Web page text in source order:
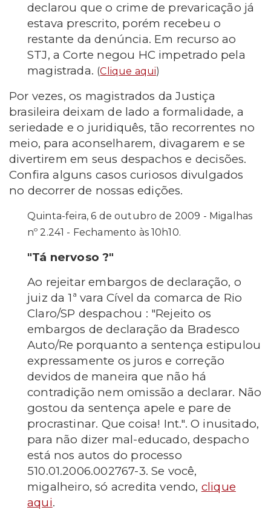
declarou que o crime de prevaricação já
estava prescrito, porém recebeu o
restante da denúncia. Em recurso ao
STJ, a Corte negou HC impetrado pela
magistrada. (Clique aqui)
Por vezes, os magistrados da Justiça
brasileira deixam de lado a formalidade, a
seriedade e o juridiquês, tão recorrentes no
meio, para aconselharem, divagarem e se
divertirem em seus despachos e decisões.
Confira alguns casos curiosos divulgados
no decorrer de nossas edições.
Quinta-feira, 6 de outubro de 2009 - Migalhas
nº 2.241 - Fechamento às 10h10.
"Tá nervoso ?"
Ao rejeitar embargos de declaração, o
juiz da 1ª vara Cível da comarca de Rio
Claro/SP despachou : "Rejeito os
embargos de declaração da Bradesco
Auto/Re porquanto a sentença estipulou
expressamente os juros e correção
devidos de maneira que não há
contradição nem omissão a declarar. Não
gostou da sentença apele e pare de
procrastinar. Que coisa! Int.". O inusitado,
para não dizer mal-educado, despacho
está nos autos do processo
510.01.2006.002767-3. Se você,
migalheiro, só acredita vendo, clique
aqui.